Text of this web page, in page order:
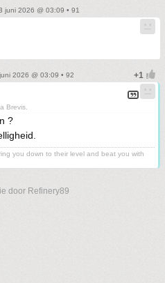
juni 2026 @ 03:09 • 91
2026 @ 03:09 • 92
Brevis.
?
you down to their level and beat you with
door Refinery89